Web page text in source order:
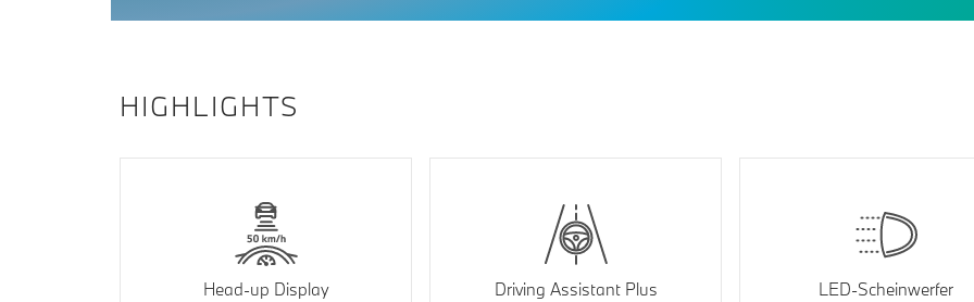
HIGHLIGHTS
Head-up Display Driving Assistant Plus LED-Scheinwerfer